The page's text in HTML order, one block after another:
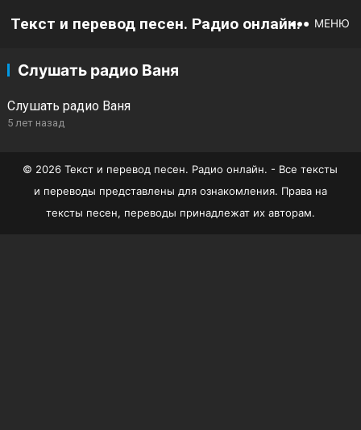
Текст и перевод песен. Радио онлайн. МЕНЮ
Слушать радио Ваня
Слушать радио Ваня
5 лет назад
© 2026 Текст и перевод песен. Радио онлайн. - Все тексты
и переводы представлены для ознакомления. Права на
тексты песен, переводы принадлежат их авторам.